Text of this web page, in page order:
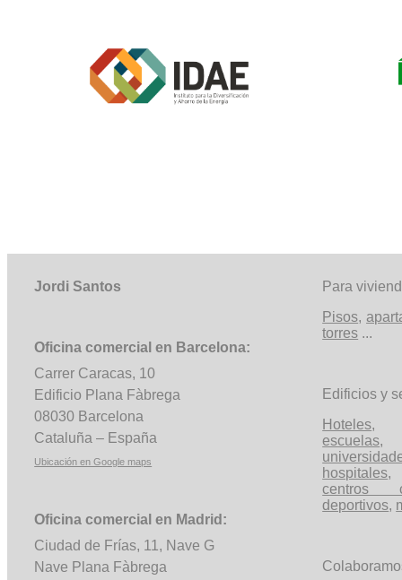
Jordi Santos
Oficina comercial en Barcelona:
Carrer Caracas, 10
Edificio Plana Fàbrega
08030 Barcelona
Cataluña – España
Ubicación en Google maps
Oficina comercial en Madrid:
Ciudad de Frías, 11, Nave G
Nave Plana Fàbrega
Para
Pisos,
torres ...
Edificios y
Hoteles
escuelas
hospitales,
centros
deportivos,